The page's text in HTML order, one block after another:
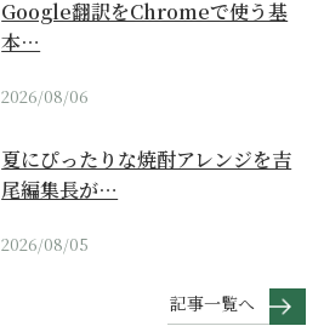
Google翻訳をChromeで使う基
本…
2026/08/06
夏にぴったりな焼酎アレンジを吉
尾編集長が…
2026/08/05
記事一覧へ